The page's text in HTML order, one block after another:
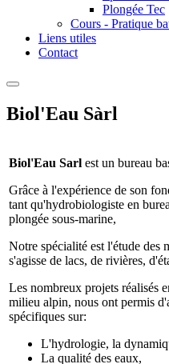
Plongée Tec
Cours - Pratique
Liens utiles
Contact
Biol'Eau Sàrl
Biol'Eau Sarl est un bureau
Grâce à l'expérience de son
tant qu'hydrobiologiste en
plongée sous-marine,
Notre spécialité est l'étude des
s'agisse de lacs, de rivières,
Les nombreux projets réalisés
milieu alpin, nous ont permis
spécifiques sur:
L'hydrologie, la
La qualité des eaux,